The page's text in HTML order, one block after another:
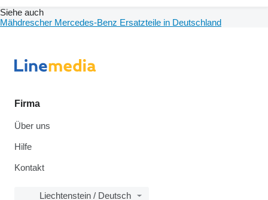
Siehe auch
Mähdrescher Mercedes-Benz Ersatzteile in Deutschland
Firma
Über uns
Hilfe
Kontakt
Liechtenstein / Deutsch